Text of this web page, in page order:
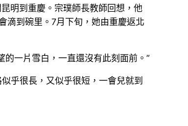
明到重慶。宗璞師長教師回想，他
滴到碗里。7月下旬，她由重慶返北
的一片雪白，一直還沒有此刻面前。”
乎很長，又似乎很短，一會兒就到